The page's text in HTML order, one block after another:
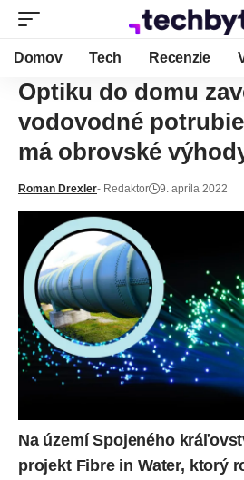
Domov Tech Recenzie
Optiku do domu
vodovodné
má obrovské
Roman Drexler- Redaktor 9. apríla 2022
Na území Spojeného
projekt Fibre in Water, ktorý